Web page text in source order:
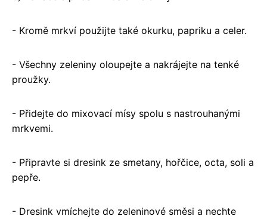
- Kromě mrkví použijte také okurku, papriku a celer.
- Všechny zeleniny oloupejte a nakrájejte na tenké
proužky.
- Přidejte do mixovací mísy spolu s nastrouhanými
mrkvemi.
- Připravte si dresink ze smetany, hořčice, octa, soli a
pepře.
- Dresink vmíchejte do zeleninové směsi a nechte